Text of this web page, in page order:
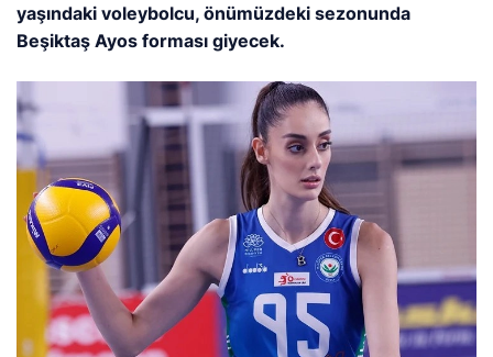
yaşındaki voleybolcu, önümüzdeki sezonunda
Beşiktaş Ayos forması giyecek.